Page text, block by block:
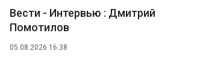
Вести - Интервью : Дмитрий
Помотилов
05.08.2026 16:38